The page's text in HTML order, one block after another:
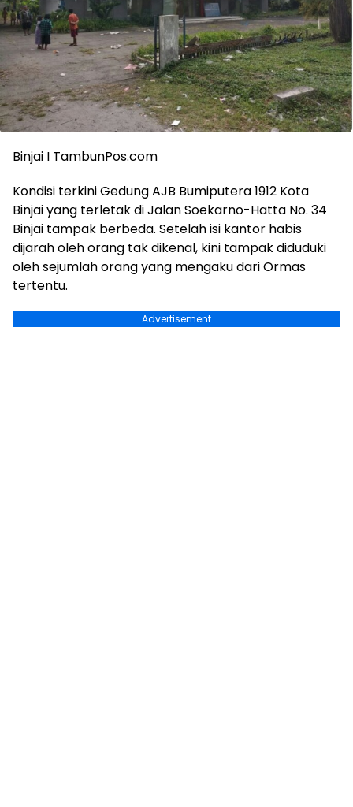
Binjai I TambunPos.com
Kondisi terkini Gedung AJB Bumiputera 1912 Kota
Binjai yang terletak di Jalan Soekarno-Hatta No. 34
Binjai tampak berbeda. Setelah isi kantor habis
dijarah oleh orang tak dikenal, kini tampak diduduki
oleh sejumlah orang yang mengaku dari Ormas
tertentu.
Advertisement